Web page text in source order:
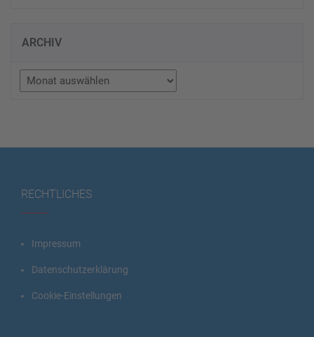
ARCHIV
Archiv
RECHTLICHES
Impressum
Datenschutzerklärung
Cookie-Einstellungen